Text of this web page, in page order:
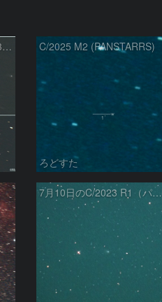
パンスターズ彗星 ( C/2023R1 )：2026/07/09 C/2025 M2 (PANSTARRS)
ろどすた
7月10日のC/2023 R1（パンスターズ彗星）